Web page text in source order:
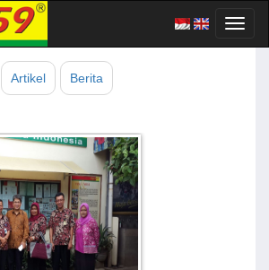
Artikel Berita